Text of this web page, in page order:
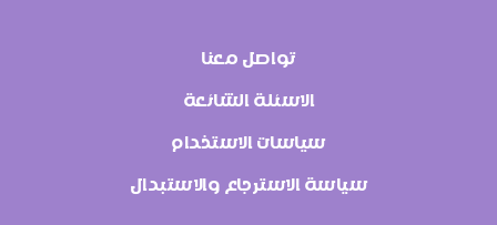
تواصل معنا
الاسئلة الشائعة
سياسات الاستخدام
سياسة الاسترجاع والاستبدال